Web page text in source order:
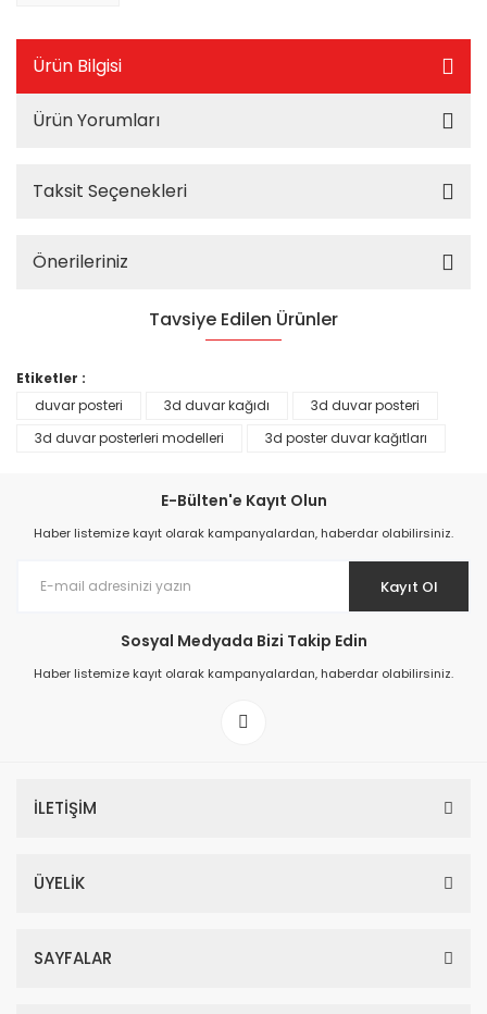
Ürün Bilgisi
Ürün Yorumları
Taksit Seçenekleri
Önerileriniz
Tavsiye Edilen Ürünler
Etiketler :
duvar posteri
3d duvar kağıdı
3d duvar posteri
3d duvar posterleri modelleri
3d poster duvar kağıtları
E-Bülten'e Kayıt Olun
Haber listemize kayıt olarak kampanyalardan, haberdar olabilirsiniz.
Kayıt Ol
Sosyal Medyada Bizi Takip Edin
Haber listemize kayıt olarak kampanyalardan, haberdar olabilirsiniz.
İLETİŞİM
ÜYELİK
SAYFALAR